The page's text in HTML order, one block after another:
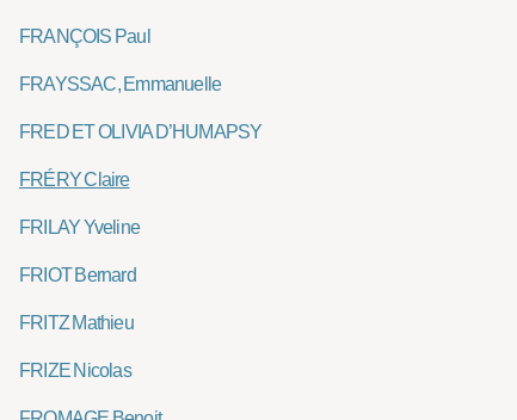
FRANÇOIS Paul
FRAYSSAC, Emmanuelle
FRED ET OLIVIA D’HUMAPSY
FRÉRY Claire
FRILAY Yveline
FRIOT Bernard
FRITZ Mathieu
FRIZE Nicolas